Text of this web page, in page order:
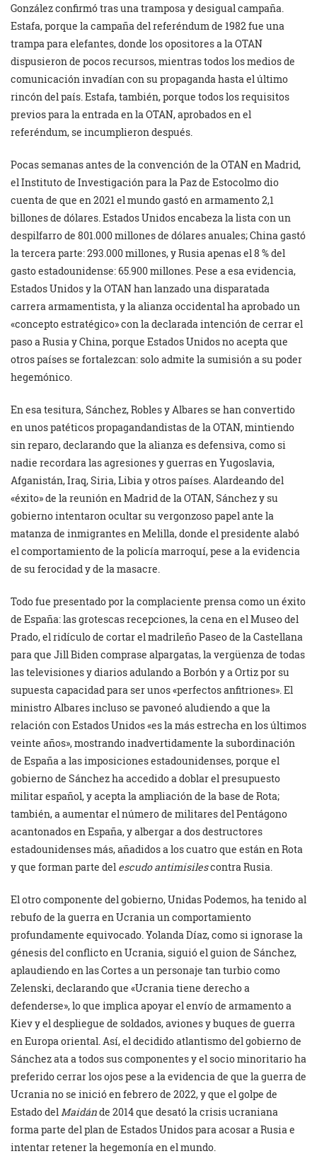
González confirmó tras una tramposa y desigual campaña.
Estafa, porque la campaña del referéndum de 1982 fue una
trampa para elefantes, donde los opositores a la OTAN
dispusieron de pocos recursos, mientras todos los medios de
comunicación invadían con su propaganda hasta el último
rincón del país. Estafa, también, porque todos los requisitos
previos para la entrada en la OTAN, aprobados en el
referéndum, se incumplieron después.
Pocas semanas antes de la convención de la OTAN en Madrid,
el Instituto de Investigación para la Paz de Estocolmo dio
cuenta de que en 2021 el mundo gastó en armamento 2,1
billones de dólares. Estados Unidos encabeza la lista con un
despilfarro de 801.000 millones de dólares anuales; China gastó
la tercera parte: 293.000 millones, y Rusia apenas el 8 % del
gasto estadounidense: 65.900 millones. Pese a esa evidencia,
Estados Unidos y la OTAN han lanzado una disparatada
carrera armamentista, y la alianza occidental ha aprobado un
«concepto estratégico» con la declarada intención de cerrar el
paso a Rusia y China, porque Estados Unidos no acepta que
otros países se fortalezcan: solo admite la sumisión a su poder
hegemónico.
En esa tesitura, Sánchez, Robles y Albares se han convertido
en unos patéticos propagandandistas de la OTAN, mintiendo
sin reparo, declarando que la alianza es defensiva, como si
nadie recordara las agresiones y guerras en Yugoslavia,
Afganistán, Iraq, Siria, Libia y otros países. Alardeando del
«éxito» de la reunión en Madrid de la OTAN, Sánchez y su
gobierno intentaron ocultar su vergonzoso papel ante la
matanza de inmigrantes en Melilla, donde el presidente alabó
el comportamiento de la policía marroquí, pese a la evidencia
de su ferocidad y de la masacre.
Todo fue presentado por la complaciente prensa como un éxito
de España: las grotescas recepciones, la cena en el Museo del
Prado, el ridículo de cortar el madrileño Paseo de la Castellana
para que Jill Biden comprase alpargatas, la vergüenza de todas
las televisiones y diarios adulando a Borbón y a Ortiz por su
supuesta capacidad para ser unos «perfectos anfitriones». El
ministro Albares incluso se pavoneó aludiendo a que la
relación con Estados Unidos «es la más estrecha en los últimos
veinte años», mostrando inadvertidamente la subordinación
de España a las imposiciones estadounidenses, porque el
gobierno de Sánchez ha accedido a doblar el presupuesto
militar español, y acepta la ampliación de la base de Rota;
también, a aumentar el número de militares del Pentágono
acantonados en España, y albergar a dos destructores
estadounidenses más, añadidos a los cuatro que están en Rota
y que forman parte del escudo antimisilescontra Rusia.
El otro componente del gobierno, Unidas Podemos, ha tenido al
rebufo de la guerra en Ucrania un comportamiento
profundamente equivocado. Yolanda Díaz, como si ignorase la
génesis del conflicto en Ucrania, siguió el guion de Sánchez,
aplaudiendo en las Cortes a un personaje tan turbio como
Zelenski, declarando que «Ucrania tiene derecho a
defenderse», lo que implica apoyar el envío de armamento a
Kiev y el despliegue de soldados, aviones y buques de guerra
en Europa oriental. Así, el decidido atlantismo del gobierno de
Sánchez ata a todos sus componentes y el socio minoritario ha
preferido cerrar los ojos pese a la evidencia de que la guerra de
Ucrania no se inició en febrero de 2022, y que el golpe de
Estado delMaidánde 2014 que desató la crisis ucraniana
forma parte del plan de Estados Unidos para acosar a Rusia e
intentar retener la hegemonía en el mundo.